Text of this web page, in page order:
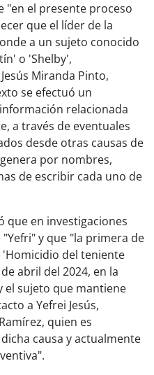
"en el presente proceso
que el líder de la
a un sujeto conocido
o 'Shelby',
Miranda Pinto,
se efectuó un
relacionada
a través de eventuales
desde otras causas de
por nombres,
de escribir cada uno de
que en investigaciones
y que "la primera de
'Homicidio del teniente
abril del 2024, en la
el sujeto que mantiene
a Yefrei Jesús,
quien es
causa y actualmente